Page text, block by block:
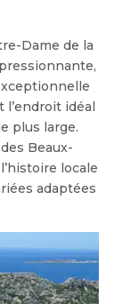
Dame de la
l’endroit idéal
plus large.
Beaux-
locale
adaptées